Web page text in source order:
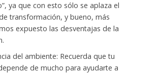
ya que con esto sólo se aplaza el
transformación, y bueno, más
expuesto las desventajas de la
del ambiente: Recuerda que tu
de mucho para ayudarte a